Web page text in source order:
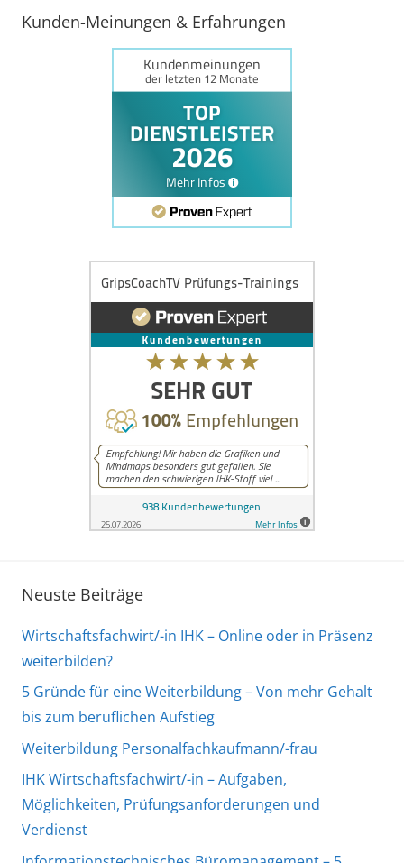
Kunden-Meinungen & Erfahrungen
Neuste Beiträge
Wirtschaftsfachwirt/-in IHK – Online oder in Präsenz
weiterbilden?
5 Gründe für eine Weiterbildung – Von mehr Gehalt
bis zum beruflichen Aufstieg
Weiterbildung Personalfachkaufmann/-frau
IHK Wirtschaftsfachwirt/-in – Aufgaben,
Möglichkeiten, Prüfungsanforderungen und
Verdienst